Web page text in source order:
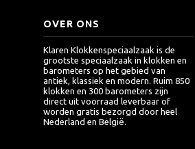
OVER ONS
Klaren Klokkenspeciaalzaak is de
grootste speciaalzaak in klokken en
barometers op het gebied van
antiek, klassiek en modern. Ruim 850
klokken en 300 barometers zijn
direct uit voorraad leverbaar of
worden gratis bezorgd door heel
Nederland en België.